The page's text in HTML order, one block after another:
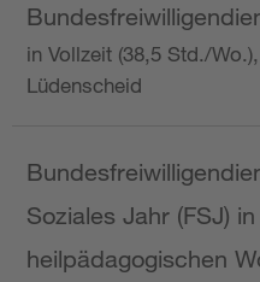
in Vollzeit (38,5 Std./
Lüdenscheid
Soziales Jahr (FSJ)
heilpädagogischen